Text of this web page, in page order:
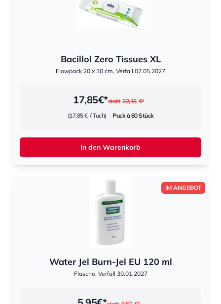
Bacillol Zero Tissues XL
Flowpack 20 x 30 cm, Verfall 07.05.2027
statt 22,15 €*
17,85€*
(17,85 € / Tuch) Pack à 80 Stück
In den Warenkorb
IM ANGEBOT
Water Jel Burn-Jel EU 120 ml
Flasche, Verfall 30.01.2027